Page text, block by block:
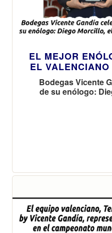
EL MEJOR
EL
Bodegas Vicente
de su enólogo: